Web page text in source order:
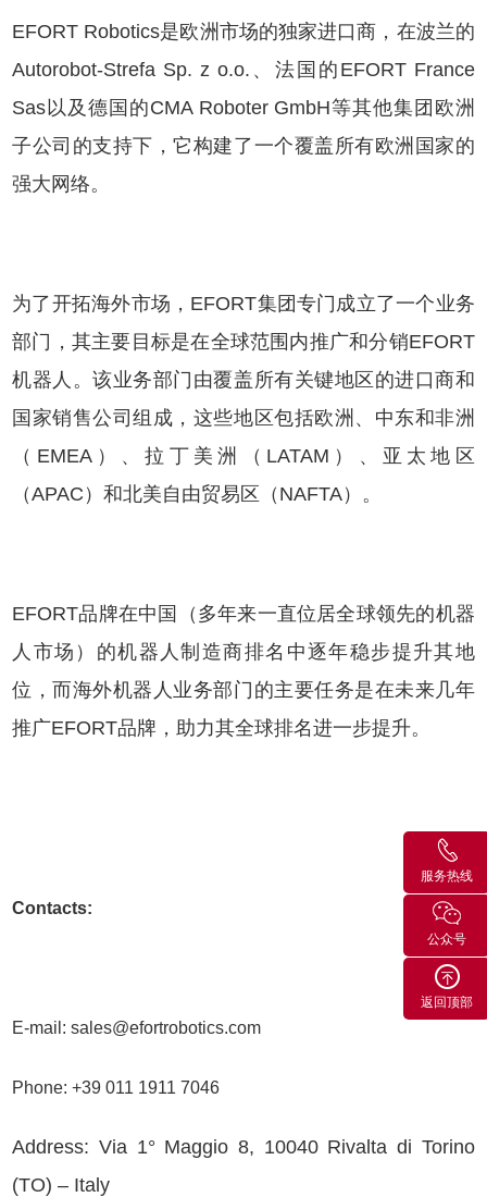
EFORT Robotics是欧洲市场的独家进口商，在波兰的
Autorobot-Strefa Sp. z o.o.、法国的EFORT France
Sas以及德国的CMA Roboter GmbH等其他集团欧洲
子公司的支持下，它构建了一个覆盖所有欧洲国家的
强大网络。
为了开拓海外市场，EFORT集团专门成立了一个业务
部门，其主要目标是在全球范围内推广和分销EFORT
机器人。该业务部门由覆盖所有关键地区的进口商和
国家销售公司组成，这些地区包括欧洲、中东和非洲
（EMEA）、拉丁美洲（LATAM）、亚太地区
（APAC）和北美自由贸易区（NAFTA）。
EFORT品牌在中国（多年来一直位居全球领先的机器
人市场）的机器人制造商排名中逐年稳步提升其地
位，而海外机器人业务部门的主要任务是在未来几年
推广EFORT品牌，助力其全球排名进一步提升。
Contacts:
E-mail:sales@efortrobotics.com
Phone:+39 011 1911 7046
Address: Via 1° Maggio 8, 10040 Rivalta di Torino
(TO) – Italy
服务热线
公众号
返回顶部